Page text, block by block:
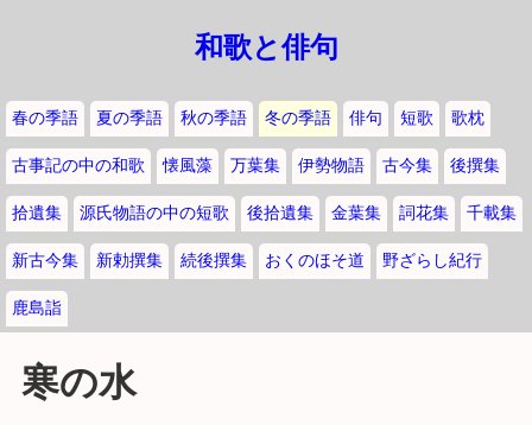
和歌と俳句
春の季語 夏の季語 秋の季語 冬の季語 俳句 短歌 歌枕
古事記の中の和歌 懐風藻 万葉集 伊勢物語 古今集 後撰集
拾遺集 源氏物語の中の短歌 後拾遺集 金葉集 詞花集 千載集
新古今集 新勅撰集 続後撰集 おくのほそ道 野ざらし紀行
鹿島詣
寒の水